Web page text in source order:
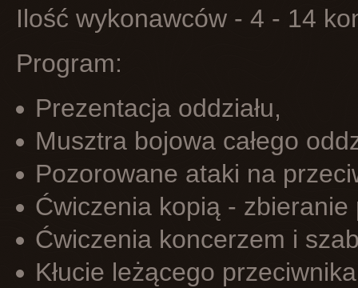
Ilość wykonawców - 4 - 14
Program:
Prezentacja oddziału,
Musztra bojowa całego
Pozorowane ataki na
Ćwiczenia kopią -
Ćwiczenia koncerzem i
Kłucie leżącego